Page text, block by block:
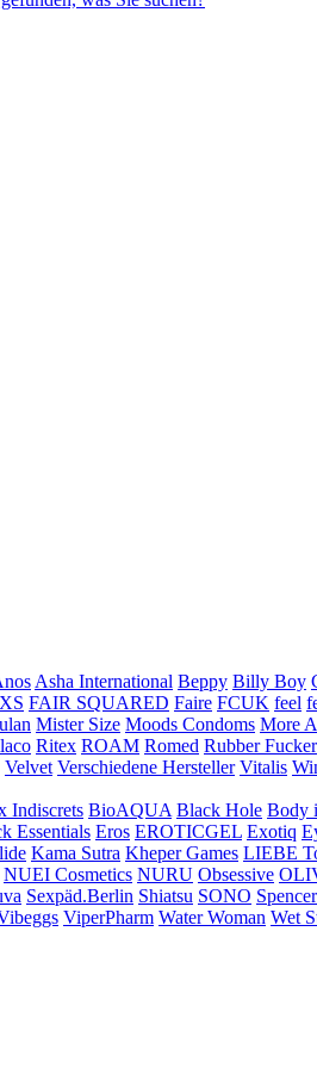
Asha International Beppy Billy Boy
FAIR SQUARED Faire FCUK feel
Mister Size Moods Condoms More
Ritex ROAM Romed Rubber Fucker
Velvet Verschiedene Hersteller Vitalis
Indiscrets BioAQUA Black Hole Body
Essentials Eros EROTICGEL Exotiq
Kama Sutra Kheper Games LIEBE
NUEI Cosmetics NURU Obsessive
Sexpäd.Berlin Shiatsu SONO
ViperPharm Water Woman Wet